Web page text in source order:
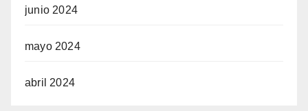
junio 2024
mayo 2024
abril 2024